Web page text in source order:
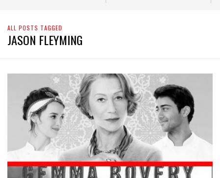
ALL POSTS TAGGED
JASON FLEYMING